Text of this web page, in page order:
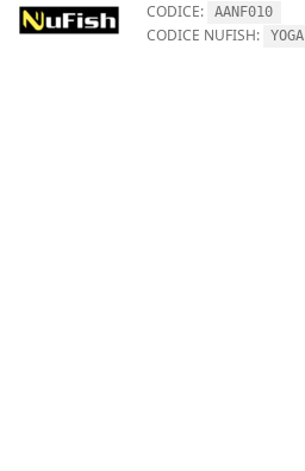
CODICE: AANF010
CODICE NUFISH: YOGA